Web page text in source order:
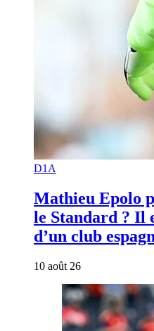
D1A
Mathieu Epolo
le Standard ? Il
d’un club
10 août 26